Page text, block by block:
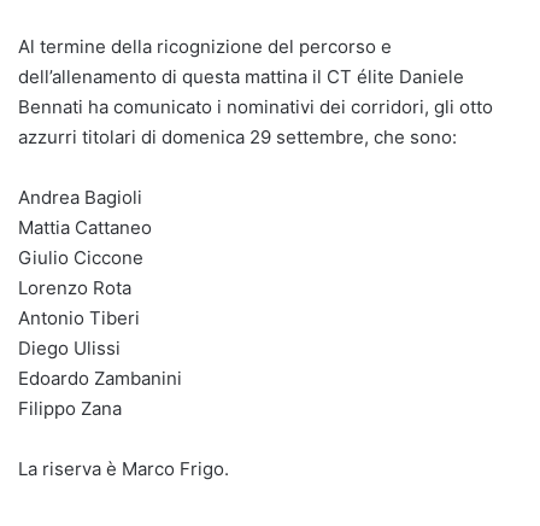
Al termine della ricognizione del percorso e
dell’allenamento di questa mattina il CT élite Daniele
Bennati ha comunicato i nominativi dei corridori, gli otto
azzurri titolari di domenica 29 settembre, che sono:
Andrea Bagioli
Mattia Cattaneo
Giulio Ciccone
Lorenzo Rota
Antonio Tiberi
Diego Ulissi
Edoardo Zambanini
Filippo Zana
La riserva è Marco Frigo.